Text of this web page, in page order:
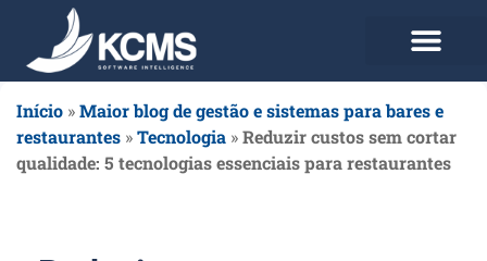
Início »Maior blog de gestão e sistemas para bares e
restaurantes »Tecnologia »Reduzir custos sem cortar
qualidade: 5 tecnologias essenciais para restaurantes